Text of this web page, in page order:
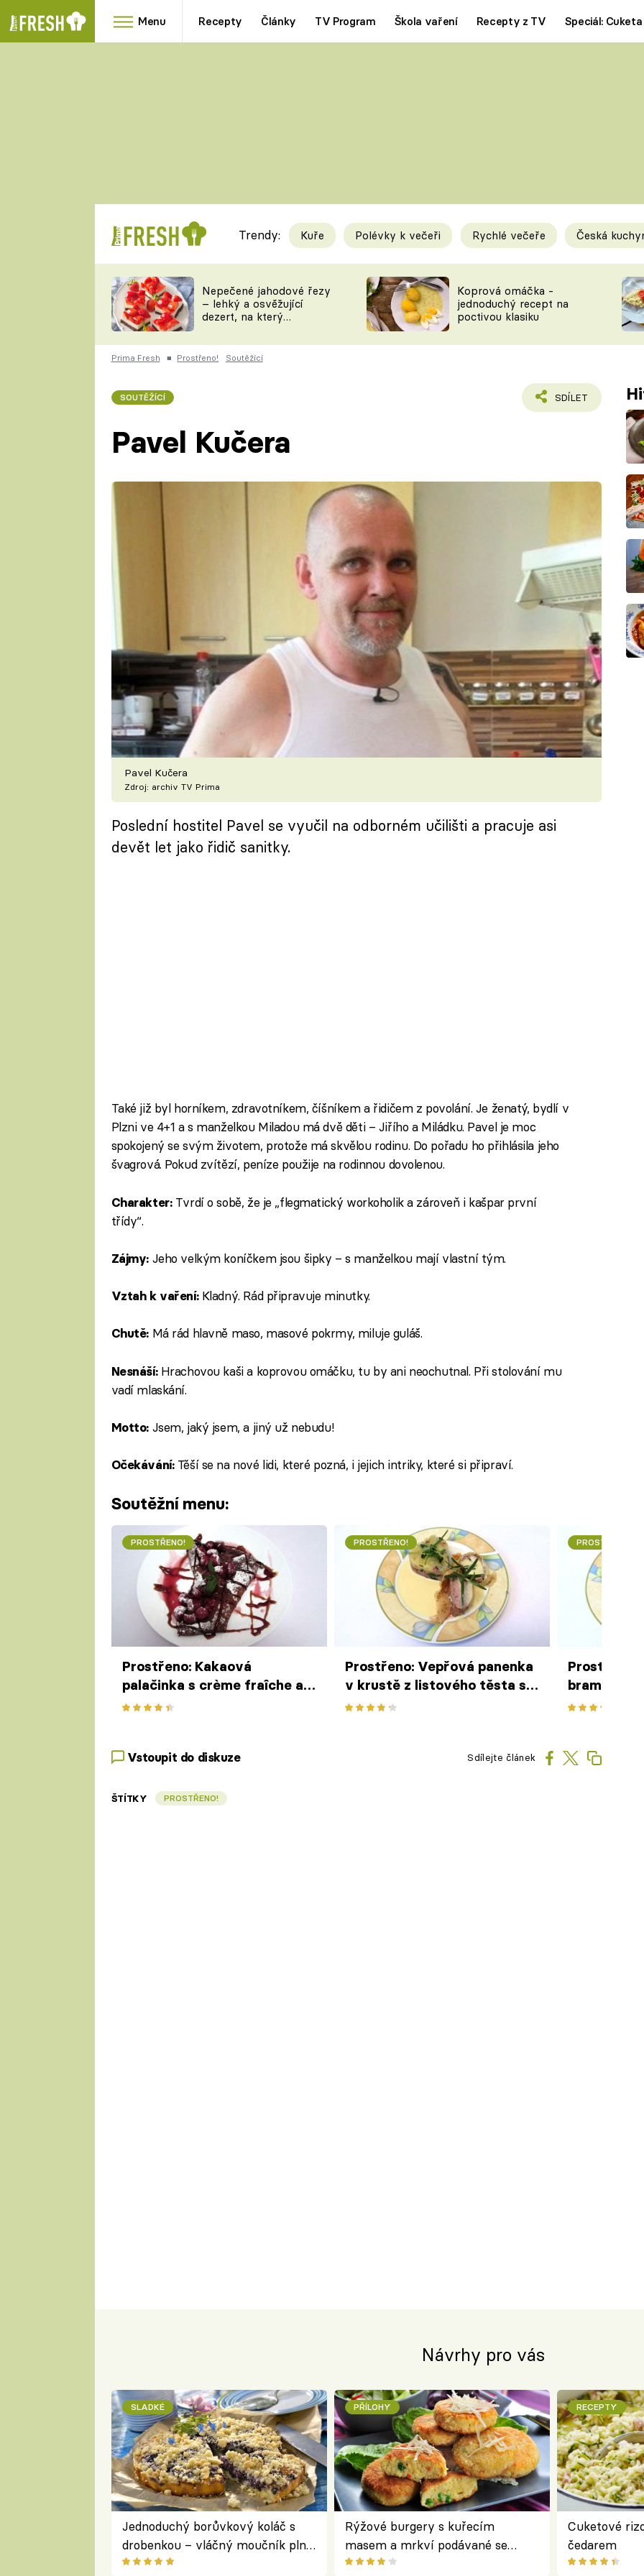
Menu Recepty Články TV Program Škola vaření Recepty z TV Speciál: Cuketa
RYCHLOVKY
Videorecepty
TEĎ VAŘÍ ŠÉF!
ČESKO NA TALÍŘI
Tipy a triky
KAM ZA JÍDLEM
VYCHYTÁVKY
ČASOPIS
Trendy: Kuře Polévky k večeři Rychlé večeře Česká
Nepečené jahodové řezy
– lehký a osvěžující
dezert, na který
Koprová omáčka -
jednoduchý recept na
poctivou klasiku
Prima Fresh ■ Prostřeno! Soutěžící
SOUTĚŽÍCÍ SDÍLET
Pavel Kučera
Pavel Kučera
Zdroj: archiv TV Prima
Poslední hostitel Pavel se vyučil na odborném učilišti a pracuje asi
devět let jako řidič sanitky.
Také již byl horníkem, zdravotníkem, číšníkem a řidičem z povolání. Je ženatý, bydlí v
Plzni ve 4+1 a s manželkou Miladou má dvě děti – Jiřího a Miládku. Pavel je moc
spokojený se svým životem, protože má skvělou rodinu. Do pořadu ho přihlásila jeho
švagrová. Pokud zvítězí, peníze použije na rodinnou dovolenou.
Charakter: Tvrdí o sobě, že je „flegmatický workoholik a zároveň i kašpar první
třídy“.
Zájmy: Jeho velkým koníčkem jsou šipky – s manželkou mají vlastní tým.
Vztah k vaření: Kladný. Rád připravuje minutky.
Chutě: Má rád hlavně maso, masové pokrmy, miluje guláš.
Nesnáší: Hrachovou kaši a koprovou omáčku, tu by ani neochutnal. Při stolování mu
vadí mlaskání.
Motto: Jsem, jaký jsem, a jiný už nebudu!
Očekávání: Těší se na nové lidi, které pozná, i jejich intriky, které si připraví.
Soutěžní menu:
PROSTŘENO!
Prostřeno: Kakaová
palačinka s crème fraîche a
glazovanými višněmi
PROSTŘENO!
Prostřeno: Vepřová panenka
v krustě z listového těsta se
šťouchaným bramborem,
PROSTŘENO!
Prostřeno:
Vstoupit do diskuze Sdílejte článek
ŠTÍTKY PROSTŘENO!
Návrhy pro vás
SLADKÉ
Jednoduchý borůvkový koláč s
drobenkou – vláčný moučník plný
ovoce
PŘÍLOHY
Rýžové burgery s kuřecím
masem a mrkví podávané se
salátem – lehká a chutná večeře
RECEPTY
Cuketové
čedarem